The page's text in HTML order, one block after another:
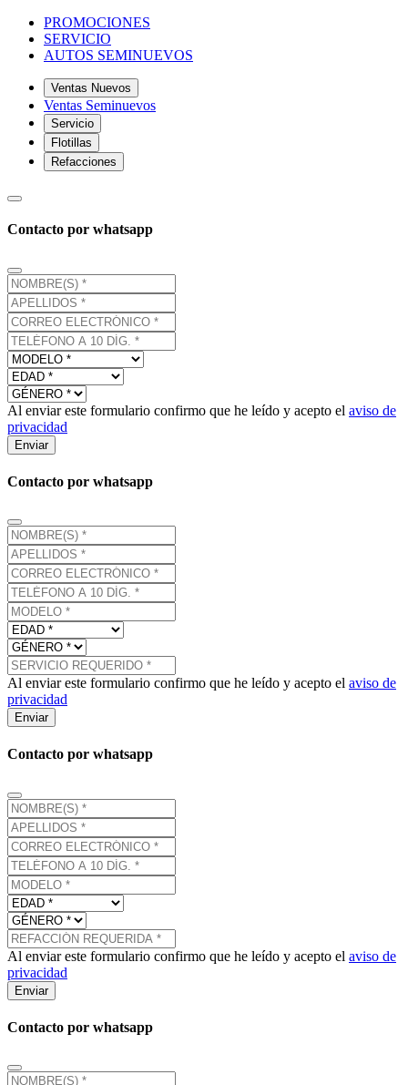
PROMOCIONES
SERVICIO
AUTOS SEMINUEVOS
Ventas Nuevos
Ventas Seminuevos
Servicio
Flotillas
Refacciones
Contacto por whatsapp
Al enviar este formulario confirmo que he leído y acepto el aviso de
privacidad
Enviar
Contacto por whatsapp
Al enviar este formulario confirmo que he leído y acepto el aviso de
privacidad
Enviar
Contacto por whatsapp
Al enviar este formulario confirmo que he leído y acepto el aviso de
privacidad
Enviar
Contacto por whatsapp